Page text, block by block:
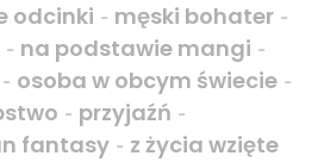
odcinki - męski bohater -
- na podstawie mangi -
- osoba w obcym świecie -
- przyjaźń -
fantasy - z życia wzięte